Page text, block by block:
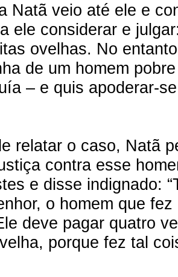
Natã veio até ele e
ele considerar e
ovelhas. No
de um homem
– e quis apoderar-
relatar o caso, Natã
contra esse
e disse indignado:
o homem que
deve pagar quatro
porque fez tal